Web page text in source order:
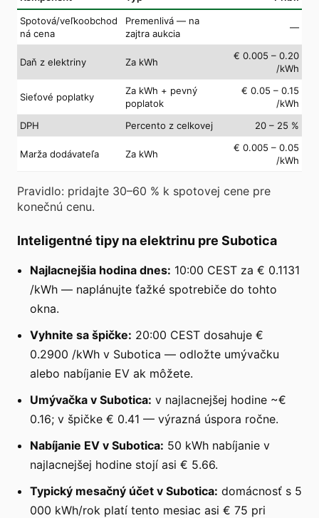
Spotová/veľkoobchod
ná cena
Premenlivá — na
zajtra aukcia
—
Daň z elektriny Za kWh
€ 0.005 – 0.20
/kWh
Sieťové poplatky
Za kWh + pevný
poplatok
€ 0.05 – 0.15
/kWh
DPH
Percento z celkovej 20 – 25 %
Marža dodávateľa Za kWh
€ 0.005 – 0.05
/kWh
Pravidlo: pridajte 30–60 % k spotovej cene pre
konečnú cenu.
Inteligentné tipy na elektrinu pre Subotica
Najlacnejšia hodina dnes: 10:00 CEST za € 0.1131
/kWh — naplánujte ťažké spotrebiče do tohto
okna.
Vyhnite sa špičke: 20:00 CEST dosahuje €
0.2900 /kWh v Subotica — odložte umývačku
alebo nabíjanie EV ak môžete.
Umývačka v Subotica: v najlacnejšej hodine ~€
0.16; v špičke € 0.41 — výrazná úspora ročne.
Nabíjanie EV v Subotica: 50 kWh nabíjanie v
najlacnejšej hodine stojí asi € 5.66.
Typický mesačný účet v Subotica: domácnosť s 5
000 kWh/rok platí tento mesiac asi € 75 pri